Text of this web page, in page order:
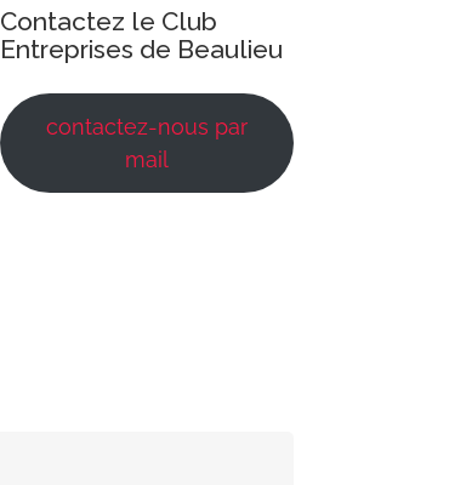
Contactez le Club
Entreprises de Beaulieu
contactez-nous par
mail